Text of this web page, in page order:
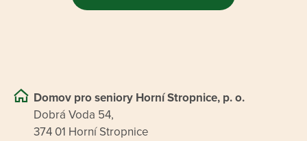
Domov pro seniory Horní Stropnice, p. o.
Dobrá Voda 54,
374 01 Horní Stropnice